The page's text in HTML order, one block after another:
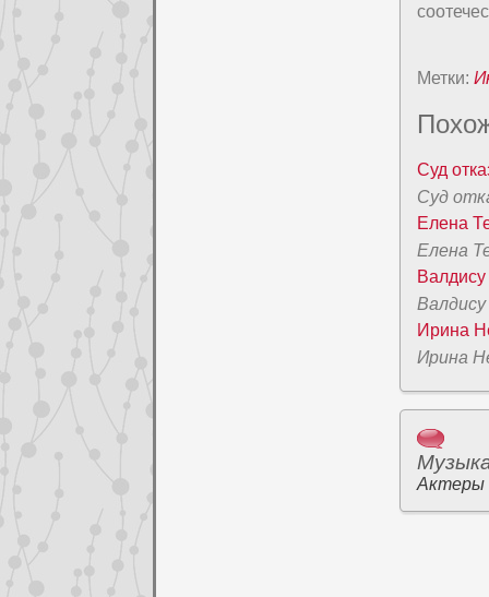
Метки:
Суд
Суд
Елена
Елена
Иpина
Иpина
Актеры